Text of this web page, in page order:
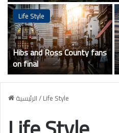
Life Style
Hibs and Ross County fans
on final
الرئيسية/Life Style